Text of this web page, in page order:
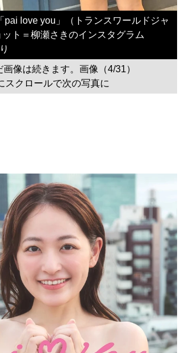
pai love you」（トランスワールドジャ
ト＝柳瀬さきのインスタグラム
画像は続きます。画像（4/31）
スクロールで次の写真に